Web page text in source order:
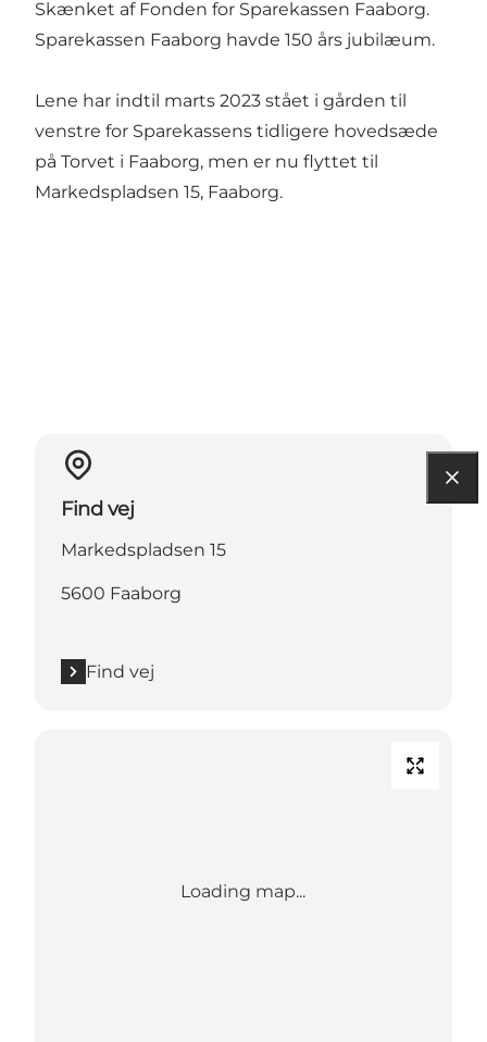
Skænket af Fonden for Sparekassen Faaborg.
Sparekassen Faaborg havde 150 års jubilæum.
Lene har indtil marts 2023 stået i gården til
venstre for Sparekassens tidligere hovedsæde
på Torvet i Faaborg, men er nu flyttet til
Markedspladsen 15, Faaborg.
Find vej
Markedspladsen 15
5600 Faaborg
Find vej
Loading map...